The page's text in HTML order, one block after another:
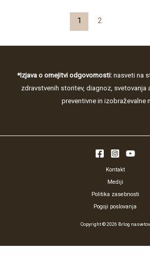
1 2
*Izjava o omejitvi odgovornosti: nasveti na
zdravstvenih storitev, diagnoz, svetovanja
preventivne in izobraževalne
Kontakt
Mediji
Politika zasebnosti
Pogoji poslovanja
Copyright © 2026 Brlog nasvetov